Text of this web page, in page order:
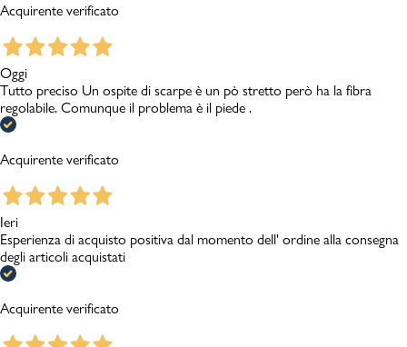
Acquirente verificato
Oggi
Tutto preciso Un ospite di scarpe è un pò stretto però ha la fibra
regolabile. Comunque il problema è il piede .
Acquirente verificato
Ieri
Esperienza di acquisto positiva dal momento dell' ordine alla consegna
degli articoli acquistati
Acquirente verificato